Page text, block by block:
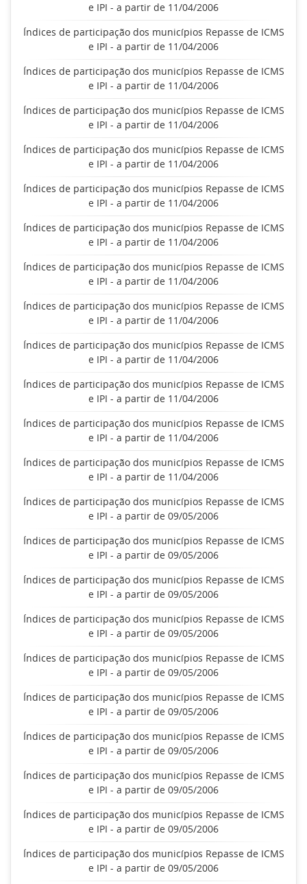
e IPI - a partir de 11/04/2006
Índices de participação dos municípios Repasse de ICMS
e IPI - a partir de 11/04/2006
Índices de participação dos municípios Repasse de ICMS
e IPI - a partir de 11/04/2006
Índices de participação dos municípios Repasse de ICMS
e IPI - a partir de 11/04/2006
Índices de participação dos municípios Repasse de ICMS
e IPI - a partir de 11/04/2006
Índices de participação dos municípios Repasse de ICMS
e IPI - a partir de 11/04/2006
Índices de participação dos municípios Repasse de ICMS
e IPI - a partir de 11/04/2006
Índices de participação dos municípios Repasse de ICMS
e IPI - a partir de 11/04/2006
Índices de participação dos municípios Repasse de ICMS
e IPI - a partir de 11/04/2006
Índices de participação dos municípios Repasse de ICMS
e IPI - a partir de 11/04/2006
Índices de participação dos municípios Repasse de ICMS
e IPI - a partir de 11/04/2006
Índices de participação dos municípios Repasse de ICMS
e IPI - a partir de 11/04/2006
Índices de participação dos municípios Repasse de ICMS
e IPI - a partir de 11/04/2006
Índices de participação dos municípios Repasse de ICMS
e IPI - a partir de 09/05/2006
Índices de participação dos municípios Repasse de ICMS
e IPI - a partir de 09/05/2006
Índices de participação dos municípios Repasse de ICMS
e IPI - a partir de 09/05/2006
Índices de participação dos municípios Repasse de ICMS
e IPI - a partir de 09/05/2006
Índices de participação dos municípios Repasse de ICMS
e IPI - a partir de 09/05/2006
Índices de participação dos municípios Repasse de ICMS
e IPI - a partir de 09/05/2006
Índices de participação dos municípios Repasse de ICMS
e IPI - a partir de 09/05/2006
Índices de participação dos municípios Repasse de ICMS
e IPI - a partir de 09/05/2006
Índices de participação dos municípios Repasse de ICMS
e IPI - a partir de 09/05/2006
Índices de participação dos municípios Repasse de ICMS
e IPI - a partir de 09/05/2006